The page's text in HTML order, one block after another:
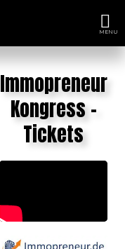
Immopreneur
Kongress -
Tickets